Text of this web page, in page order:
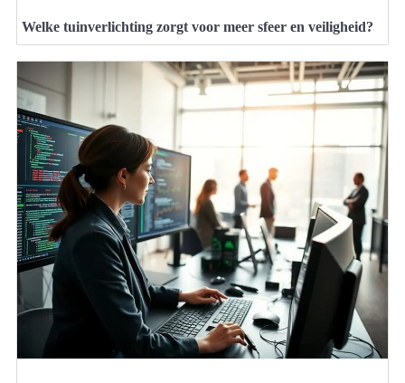
Welke tuinverlichting zorgt voor meer sfeer en veiligheid?